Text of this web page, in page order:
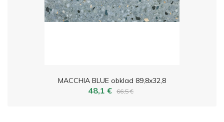
MACCHIA BLUE obklad 89,8x32,8
48,1 € 66,5 €